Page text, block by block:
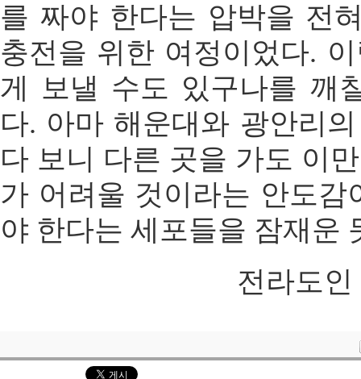
를 짜야 한다는 압박을 전
충전을 위한 여정이었다.
게 보낼 수도 있구나를 깨
다. 아마 해운대와 광안리
다 보니 다른 곳을 가도 이
가 어려울 것이라는 안도감
야 한다는 세포들을 잠재운
전라도인